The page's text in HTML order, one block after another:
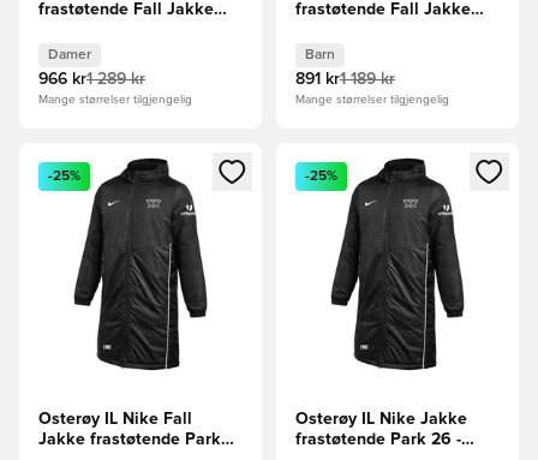
frastøtende Fall Jakke
Kvinner
Damer
966 kr1 289 kr
Mange størrelser tilgjengelig
frastøtende Fall Jakke
Barn
891 kr1 189 kr
Mange størrelser tilgjengelig
Åpner en Modal for å logge inn eller registrere deg som
-25%
Osterøy IL Nike Fall
Jakke frastøtende Park
Åpner en Modal for å logge
-25%
Osterøy IL Nike Jakke
frastøtende Park 26 -